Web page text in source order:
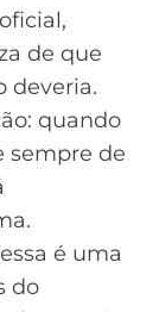
de que
deveria.
quando
sempre de
é uma
do